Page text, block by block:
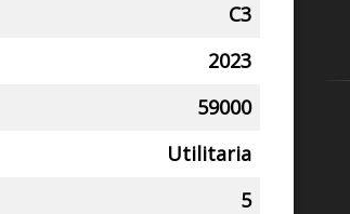
C3
2023
59000
Utilitaria
5